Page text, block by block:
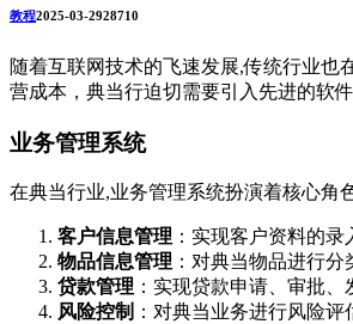
教程2025-03-2928710
随着互联网技术的飞速发展,传统行业
营成本，典当行迫切需要引入先进的软
业务管理系统
在典当行业,业务管理系统扮演着核心角
客户信息管理 ：实现客户资料的
物品信息管理 ：对典当物品进行
贷款管理 ：实现贷款申请、审批
风险控制 ：对典当业务进行风险